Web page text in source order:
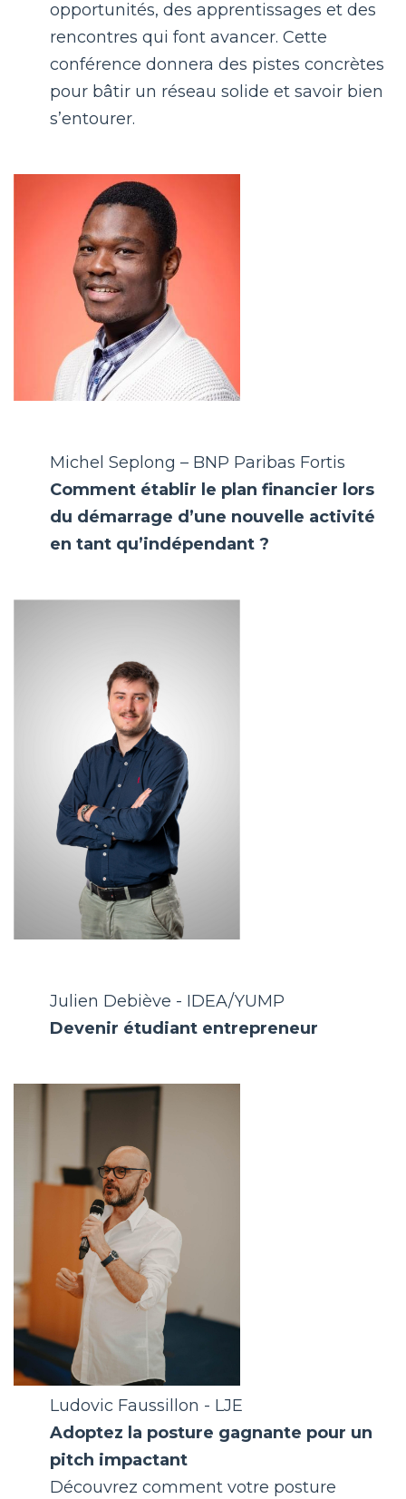
opportunités, des apprentissages et des
rencontres qui font avancer. Cette
conférence donnera des pistes concrètes
pour bâtir un réseau solide et savoir bien
s’entourer.
Michel Seplong – BNP Paribas Fortis
Comment établir le plan financier lors
du démarrage d’une nouvelle activité
en tant qu’indépendant ?
Julien Debiève - IDEA/YUMP
Devenir étudiant entrepreneur
Ludovic Faussillon - LJE
Adoptez la posture gagnante pour un
pitch impactant
Découvrez comment votre posture